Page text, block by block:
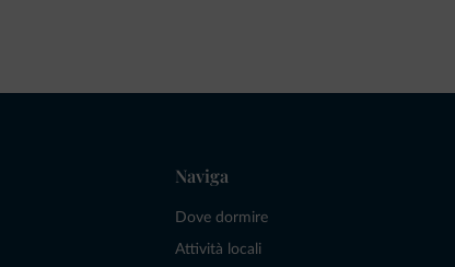
Naviga
Dove dormire
Attività locali